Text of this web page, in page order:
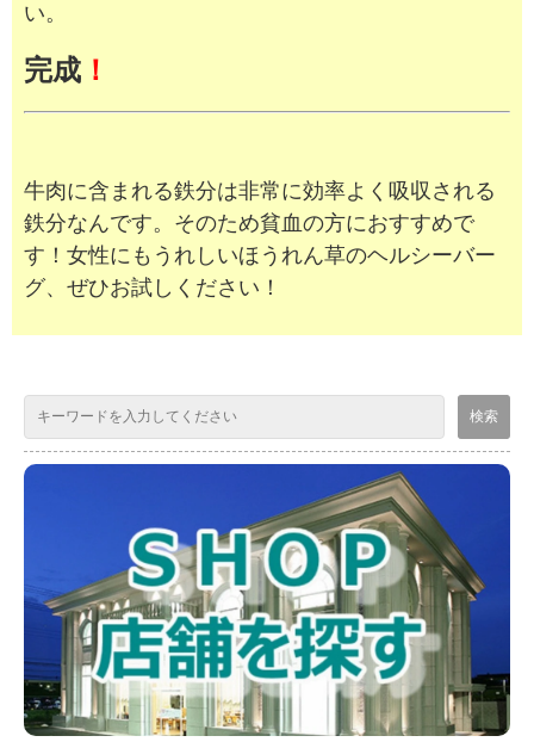
い。
完成 ！
牛肉に含まれる鉄分は非常に効率よく吸収される
鉄分なんです。そのため貧血の方におすすめで
す！女性にもうれしいほうれん草のヘルシーバー
グ、ぜひお試しください！